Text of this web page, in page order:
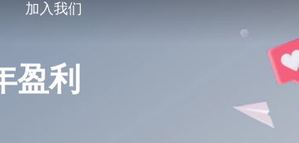
加入我们
盈利